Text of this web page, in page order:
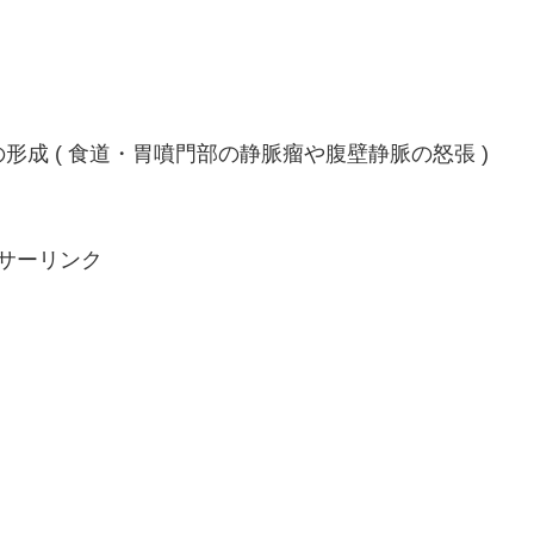
成 ( 食道・胃噴門部の静脈瘤や腹壁静脈の怒張 )
ーリンク